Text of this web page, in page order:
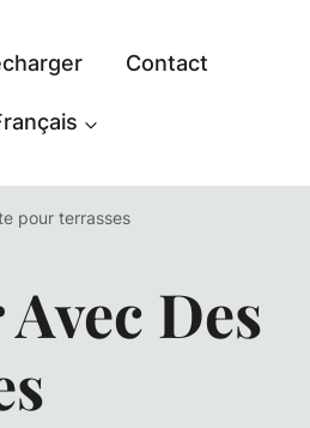
Contact
pour terrasses
Des